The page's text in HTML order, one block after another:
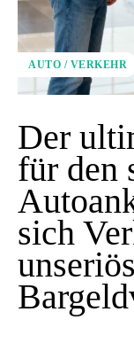
AUTO / VERKEHR
Der
für den
sich